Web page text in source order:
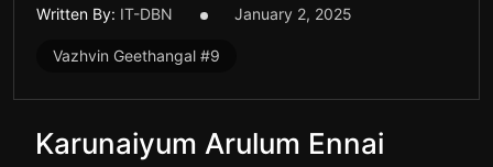
Written By: IT-DBN January 2, 2025
Vazhvin Geethangal #9
Karunaiyum Arulum Ennai